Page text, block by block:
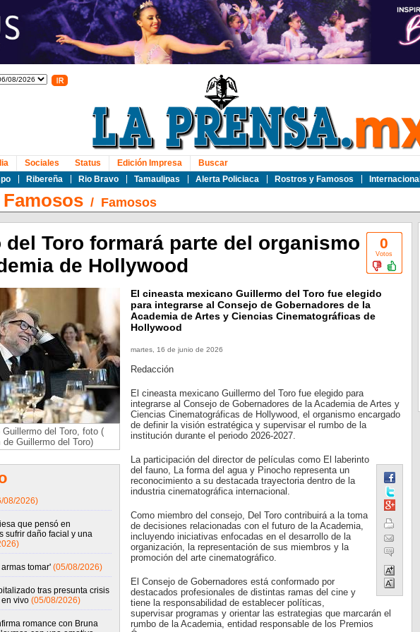
Ribereña Rio Bravo Tamaulipas Alerta Policiaca Rostros y Famosos Internacional
Sociales Status Edición Impresa Buscar
/ Famosos
0
Votos
del Toro formará parte del organismo
de Hollywood
del Toro, foto (
Guillermo del Toro)
08/2026)
que pensó en
sufrir daño facial y una
tomar' (05/08/2026)
tras presunta crisis
vivo (05/08/2026)
romance con Bruna
El cineasta mexicano Guillermo del Toro fue elegido
para integrarse al Consejo de Gobernadores de la
Academia de Artes y Ciencias Cinematográficas de
Hollywood
martes, 16 de junio de 2026
Redacción
El cineasta mexicano Guillermo del Toro fue elegido para
integrarse al Consejo de Gobernadores de la Academia de Artes y
Ciencias Cinematográficas de Hollywood, el organismo encargado
de definir la visión estratégica y supervisar el rumbo de la
institución durante el periodo 2026-2027.
La participación del director de películas como El laberinto
del fauno, La forma del agua y Pinocho representa un
reconocimiento a su destacada trayectoria dentro de la
industria cinematográfica internacional.
Como miembro del consejo, Del Toro contribuirá a la toma
de decisiones relacionadas con el futuro de la Academia,
incluyendo iniciativas enfocadas en el desarrollo de la
organización, la representación de sus miembros y la
promoción del arte cinematográfico.
El Consejo de Gobernadores está conformado por
destacados profesionales de distintas ramas del cine y
tiene la responsabilidad de establecer políticas,
supervisar programas y orientar las estrategias que marcarán el
rumbo de la Academia, entidad responsable de los Premios